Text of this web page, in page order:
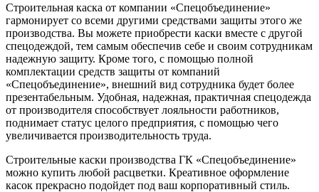
Строительная каска от компании «Спецобъединение»
гармонирует со всеми другими средствами защиты этого же
производства. Вы можете приобрести каски вместе с другой
спецодеждой, тем самым обеспечив себе и своим сотрудникам
надежную защиту. Кроме того, с помощью полной
комплектации средств защиты от компаний
«Спецобъединение», внешний вид сотрудника будет более
презентабельным. Удобная, надежная, практичная спецодежда
от производителя способствует лояльности работников,
поднимает статус целого предприятия, с помощью чего
увеличивается производительность труда.
Строительные каски производства ГК «Спецобъединение»
можно купить любой расцветки. Креативное оформление
касок прекрасно подойдет под ваш корпоративный стиль.